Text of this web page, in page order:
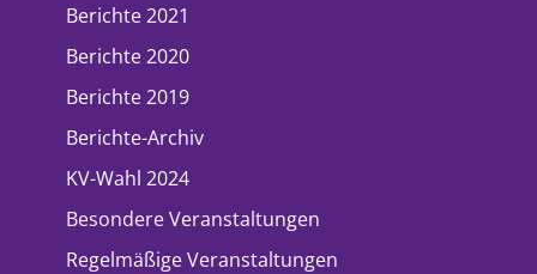
Berichte 2021
Berichte 2020
Berichte 2019
Berichte-Archiv
KV-Wahl 2024
Besondere Veranstaltungen
Regelmäßige Veranstaltungen